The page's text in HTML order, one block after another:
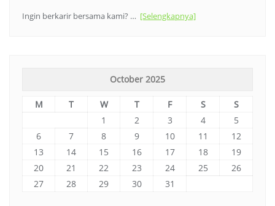
Ingin berkarir bersama kami? … [Selengkapnya]
October 2025
M T W T F S
S
1
2 3 4
5
6
7 8 9 10 11
12
13
14 15 16 17 18
19
20
21 22 23 24 25
26
27
28 29 30 31